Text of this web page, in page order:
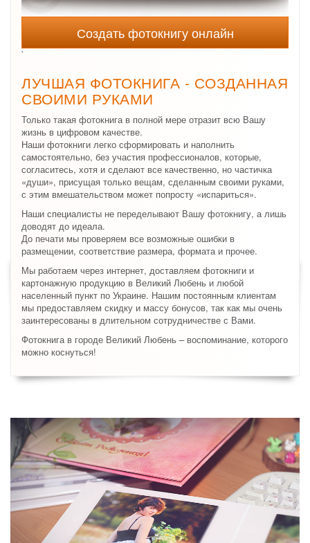
Создать фотокнигу онлайн
`
ЛУЧШАЯ ФОТОКНИГА - СОЗДАННАЯ
СВОИМИ РУКАМИ
Только такая фотокнига в полной мере отразит всю Вашу
жизнь в цифровом качестве.
Наши фотокниги легко сформировать и наполнить
самостоятельно, без участия профессионалов, которые,
согласитесь, хотя и сделают все качественно, но частичка
«души», присущая только вещам, сделанным своими руками,
с этим вмешательством может попросту «испариться».
Наши специалисты не переделывают Вашу фотокнигу, а лишь
доводят до идеала.
До печати мы проверяем все возможные ошибки в
размещении, соответствие размера, формата и прочее.
Мы работаем через интернет, доставляем фотокниги и
картонажную продукцию в Великий Любень и любой
населенный пункт по Украине. Нашим постоянным клиентам
мы предоставляем скидку и массу бонусов, так как мы очень
заинтересованы в длительном сотрудничестве с Вами.
Фотокнига в городе Великий Любень – воспоминание, которого
можно коснуться!